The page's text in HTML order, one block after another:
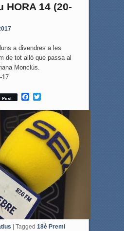
HORA 14 (20-
a divendres a les
de tot allò que passa al
Monclús.
17
Post
F
c
e
b
o
T
i
t
t
e
r
Tagged 18è Premi